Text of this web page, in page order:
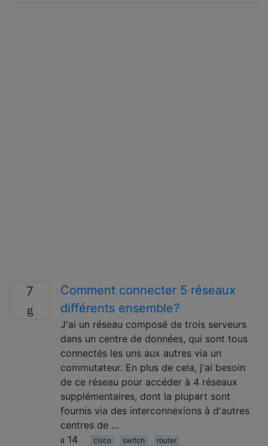
7
Comment connecter 5 réseaux
différents ensemble?
J'ai un réseau composé de trois serveurs
dans un centre de données, qui sont tous
connectés les uns aux autres via un
commutateur. En plus de cela, j'ai besoin
de ce réseau pour accéder à 4 réseaux
supplémentaires, dont la plupart sont
fournis via des interconnexions à d'autres
centres de …
14
cisco switch router